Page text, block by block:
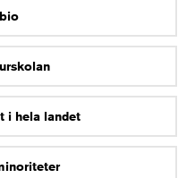
i hela landet